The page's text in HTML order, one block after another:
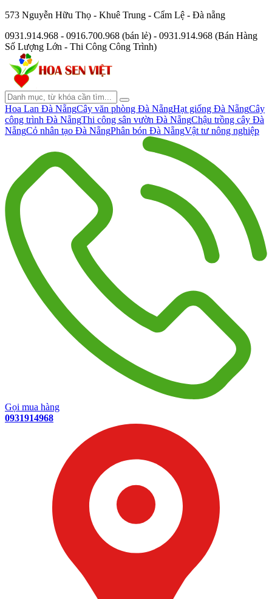
573 Nguyễn Hữu Thọ - Khuê Trung - Cẩm Lệ - Đà nẵng
0931.914.968 - 0916.700.968 (bán lẻ) - 0931.914.968 (Bán Hàng
Số Lượng Lớn - Thi Công Công Trình)
Hoa Lan Đà NẵngCây văn phòng Đà NẵngHạt giống Đà NẵngCây
công trình Đà NẵngThi công sân vườn Đà NẵngChậu trồng cây Đà
NẵngCỏ nhân tạo Đà NẵngPhân bón Đà NẵngVật tư nông nghiệp
Gọi mua hàng
0931914968